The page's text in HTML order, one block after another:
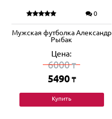
0
Мужская футболка Александр
Рыбак
Цена:
6000₸
5490 ₸
Купить